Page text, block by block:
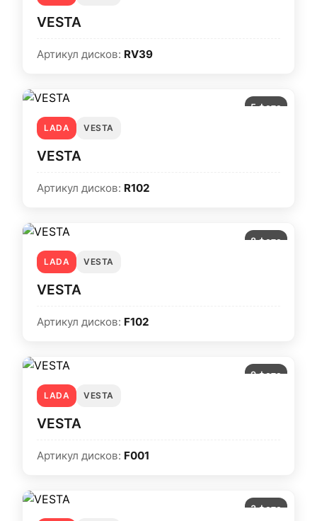
VESTA
Артикул дисков: RV39
5 фото
LADA
VESTA
VESTA
Артикул дисков: R102
8 фото
LADA
VESTA
VESTA
Артикул дисков: F102
9 фото
LADA
VESTA
VESTA
Артикул дисков: F001
3 фото